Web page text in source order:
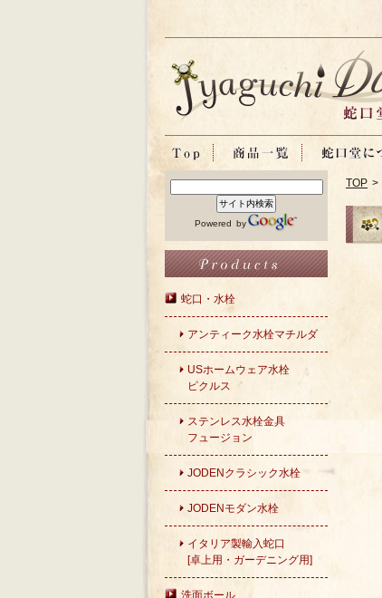
Powered by
蛇口・水栓
アンティーク水栓マチルダ
USホームウェア水栓
ピクルス
ステンレス水栓金具
フュージョン
JODENクラシック水栓
JODENモダン水栓
イタリア製輸入蛇口
[卓上用・ガーデニング用]
洗面ボール
TOP >